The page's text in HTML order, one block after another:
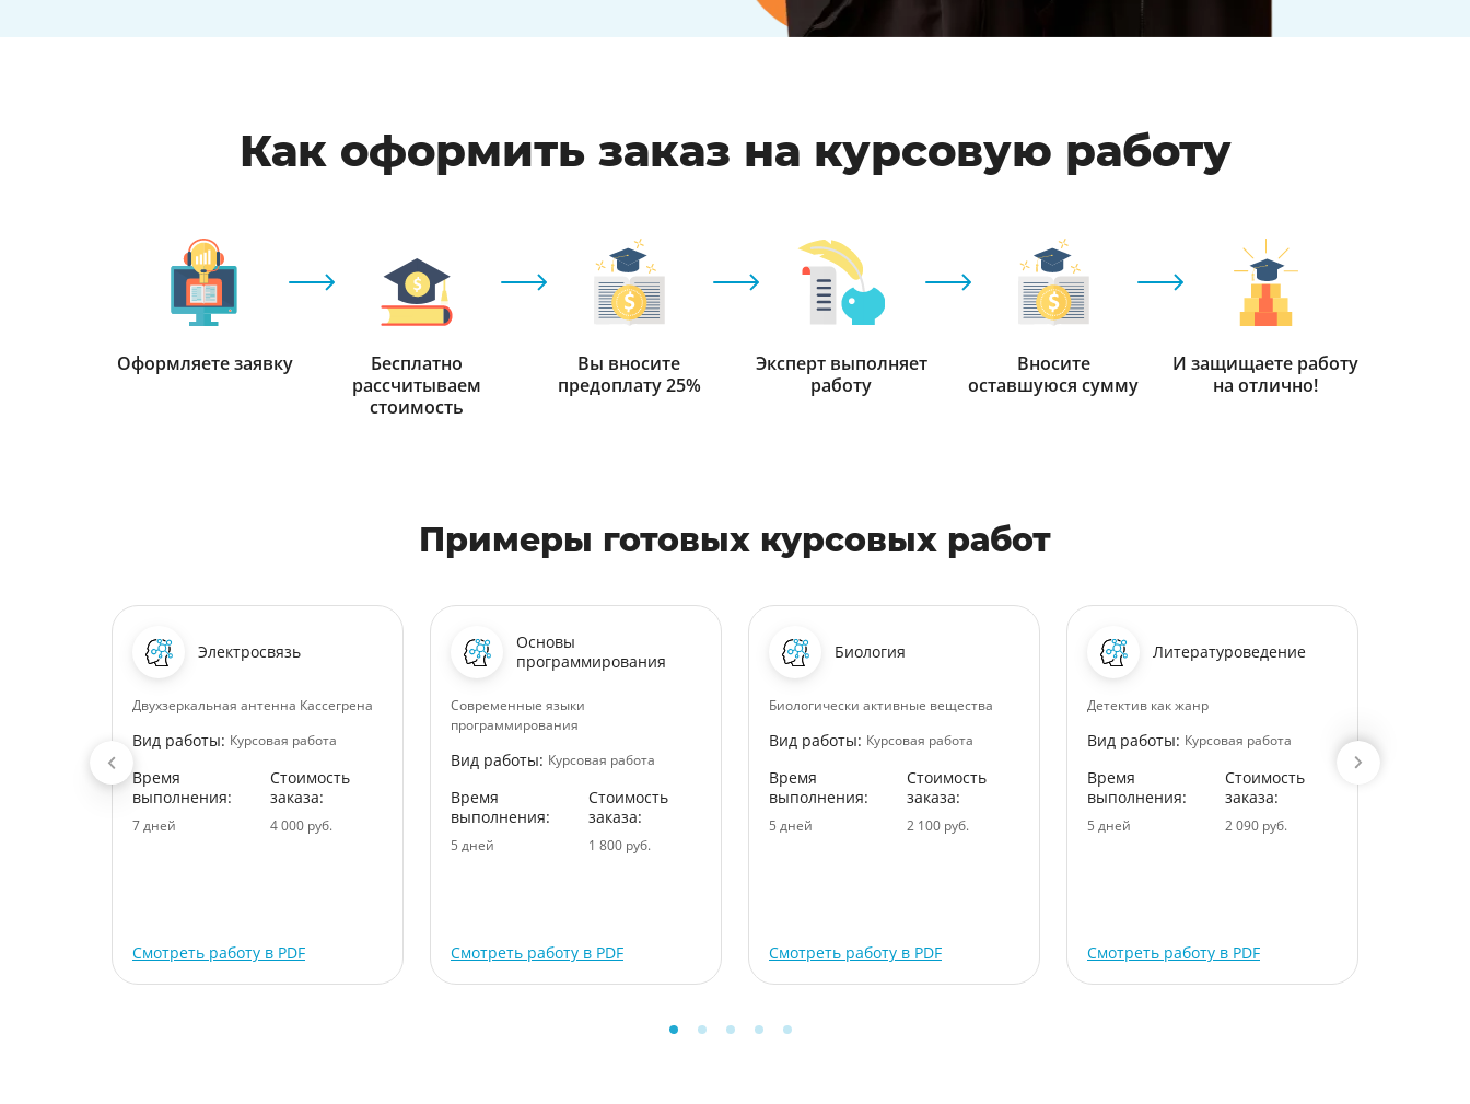
Как оформить заказ на курсовую работу
Оформляете заявку
Бесплатно
рассчитываем
стоимость
Вы вносите
предоплату 25%
Эксперт выполняет
работу
Вносите
оставшуюся сумму
И защищаете работу
на отлично!
Примеры готовых курсовых работ
Электросвязь
Двухзеркальная антенна Кассегрена
Вид работы: Курсовая работа
Время
выполнения:
7 дней
Стоимость
заказа:
4 000 руб.
Смотреть работу в PDF
Основы
программирования
Современные языки
программирования
Вид работы: Курсовая работа
Время
выполнения:
5 дней
Стоимость
заказа:
1 800 руб.
Смотреть работу в PDF
Биология
Биологически активные вещества
Вид работы: Курсовая работа
Время
выполнения:
5 дней
Стоимость
заказа:
2 100 руб.
Смотреть работу в PDF
Литературоведение
Детектив как жанр
Вид работы: Курсовая работа
Время
выполнения:
5 дней
Стоимость
заказа:
2 090 руб.
Смотреть работу в PDF